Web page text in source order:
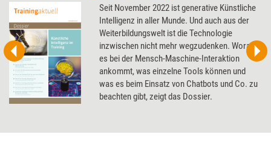
Seit November 2022 ist generative Künstliche
Intelligenz in aller Munde. Und auch aus der
Weiterbildungswelt ist die Technologie
inzwischen nicht mehr wegzudenken. Worauf
es bei der Mensch-Maschine-Interaktion
ankommt, was einzelne Tools können und
was es beim Einsatz von Chatbots und Co. zu
beachten gibt, zeigt das Dossier.